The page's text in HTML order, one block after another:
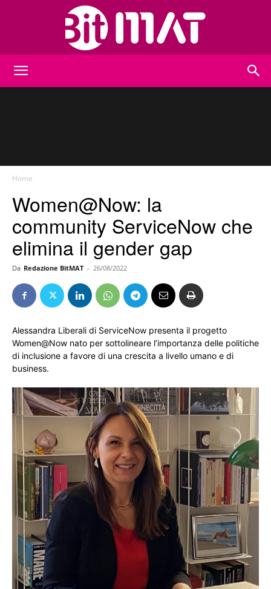
Home
Women@Now: la
community ServiceNow che
elimina il gender gap
Da Redazione BitMAT - 26/08/2022
Alessandra Liberali di ServiceNow presenta il progetto
Women@Now nato per sottolineare l’importanza delle politiche
di inclusione a favore di una crescita a livello umano e di
business.